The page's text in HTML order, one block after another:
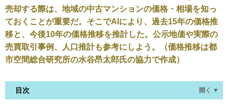
売却する際は、地域の中古マンションの価格・相場を知っ
ておくことが重要だ。そこでAIにより、過去15年の価格推
移と、今後10年の価格推移を推計した。公示地価や実際の
売買取引事例、人口推計も参考にしよう。（価格推移は都
市空間総合研究所の水谷昂太郎氏の協力で作成）
目次 開く ▼